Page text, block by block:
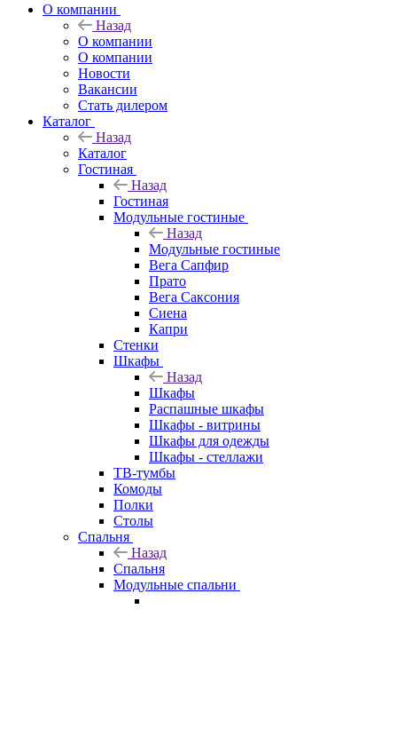
О компании
Назад
О компании
О компании
Новости
Вакансии
Стать дилером
Каталог
Назад
Каталог
Гостиная
Назад
Гостиная
Модульные гостиные
Назад
Модульные гостиные
Вега Сапфир
Прато
Вега Саксония
Сиена
Капри
Стенки
Шкафы
Назад
Шкафы
Распашные шкафы
Шкафы - витрины
Шкафы для одежды
Шкафы - стеллажи
ТВ-тумбы
Комоды
Полки
Столы
Спальня
Назад
Спальня
Модульные спальни